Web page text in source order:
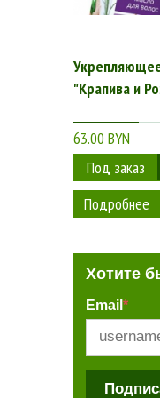
"Крапива и
63.00 BYN
Подробнее
Хотите
Email *